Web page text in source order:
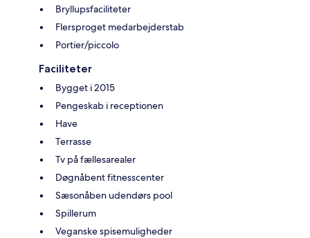
Bryllupsfaciliteter
Flersproget medarbejderstab
Portier/piccolo
Faciliteter
Bygget i 2015
Pengeskab i receptionen
Have
Terrasse
Tv på fællesarealer
Døgnåbent fitnesscenter
Sæsonåben udendørs pool
Spillerum
Veganske spisemuligheder